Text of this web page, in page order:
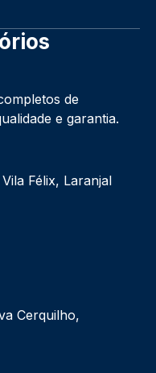
de
e garantia.
Félix, Laranjal
Cerquilho,